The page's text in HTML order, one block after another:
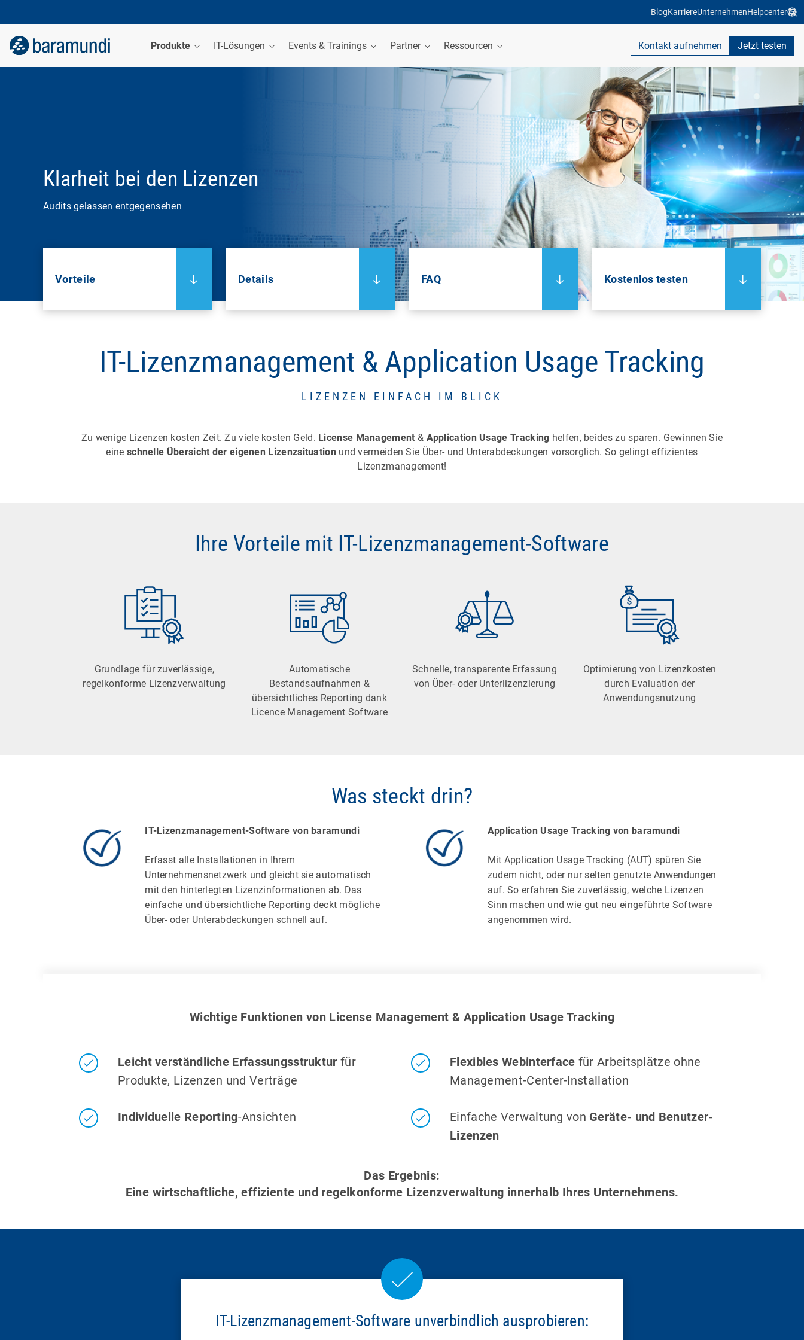
BlogKarriereUnternehmenHelpcenter
Produkte IT-Lösungen Events & Trainings Partner Ressourcen Kontakt aufnehmen Jetzt testen
Klarheit bei den Lizenzen
Audits gelassen entgegensehen
Vorteile Details FAQ Kostenlos testen
IT-Lizenzmanagement & Application Usage Tracking
LIZENZEN EINFACH IM BLICK
Zu wenige Lizenzen kosten Zeit. Zu viele kosten Geld. License Management & Application Usage Tracking helfen, beides zu sparen. Gewinnen Sie
eine schnelle Übersicht der eigenen Lizenzsituation und vermeiden Sie Über- und Unterabdeckungen vorsorglich. So gelingt effizientes
Lizenzmanagement!
Ihre Vorteile mit IT-Lizenzmanagement-Software
Grundlage für zuverlässige,
regelkonforme Lizenzverwaltung
Automatische
Bestandsaufnahmen &
übersichtliches Reporting dank
Licence Management Software
Schnelle, transparente Erfassung
von Über- oder Unterlizenzierung
Optimierung von Lizenzkosten
durch Evaluation der
Anwendungsnutzung
Was steckt drin?
IT-Lizenzmanagement-Software von baramundi
Erfasst alle Installationen in Ihrem
Unternehmensnetzwerk und gleicht sie automatisch
mit den hinterlegten Lizenzinformationen ab. Das
einfache und übersichtliche Reporting deckt mögliche
Über- oder Unterabdeckungen schnell auf.
Application Usage Tracking von baramundi
Mit Application Usage Tracking (AUT) spüren Sie
zudem nicht, oder nur selten genutzte Anwendungen
auf. So erfahren Sie zuverlässig, welche Lizenzen
Sinn machen und wie gut neu eingeführte Software
angenommen wird.
Wichtige Funktionen von License Management & Application Usage Tracking
Leicht verständliche Erfassungsstruktur für
Produkte, Lizenzen und Verträge
Individuelle Reporting-Ansichten
Flexibles Webinterface für Arbeitsplätze ohne
Management-Center-Installation
Einfache Verwaltung von Geräte- und Benutzer-
Lizenzen
Das Ergebnis:
Eine wirtschaftliche, effiziente und regelkonforme Lizenzverwaltung innerhalb Ihres Unternehmens.
IT-Lizenzmanagement-Software unverbindlich ausprobieren: